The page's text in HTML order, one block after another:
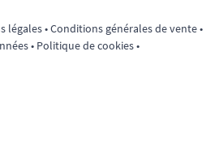
légales•Conditions générales de vente•
• Politique de cookies•